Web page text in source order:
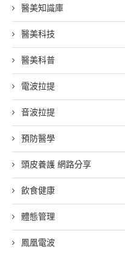
醫美知識庫
醫美科技
醫美科普
電波拉提
音波拉提
預防醫學
頭皮養護 網路分享
飲食健康
體態管理
鳳凰電波